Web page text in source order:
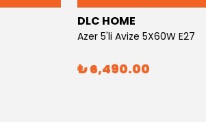
DLC HOME
Azer 5'li Avize 5X60W E27
₺ 6,490.00